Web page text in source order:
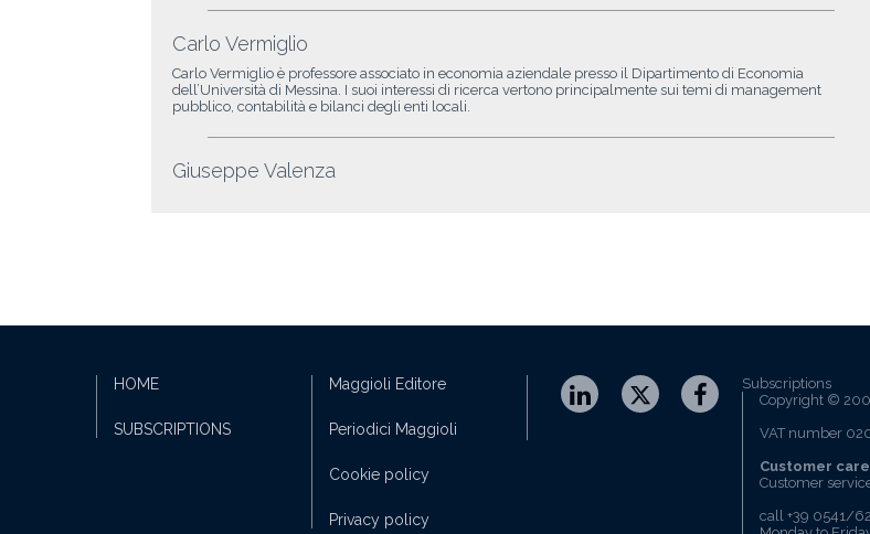
Carlo Vermiglio
Carlo Vermiglio è professore associato in economia aziendale presso il Dipartimento di Economia
dell’Università di Messina. I suoi interessi di ricerca vertono principalmente sui temi di management
pubblico, contabilità e bilanci degli enti locali.
Giuseppe Valenza
HOME
SUBSCRIPTIONS
Subscriptions
Maggioli Editore
Periodici Maggioli
Cookie policy
Privacy policy
Copyright ©
VAT number
Customer
Customer
call +39 0541/